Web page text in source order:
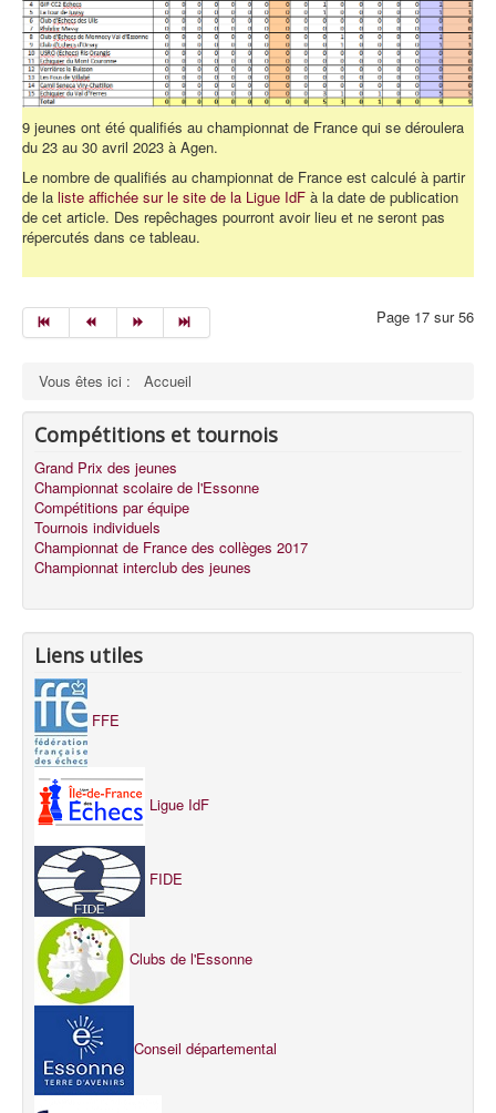
9 jeunes ont été qualifiés au championnat de France qui se déroulera
du 23 au 30 avril 2023 à Agen.
Le nombre de qualifiés au championnat de France est calculé à partir
de la liste affichée sur le site de la Ligue IdF à la date de publication
de cet article. Des repêchages pourront avoir lieu et ne seront pas
répercutés dans ce tableau.
Page 17 sur 56
Vous êtes ici : Accueil
Compétitions et tournois
Grand Prix des jeunes
Championnat scolaire de l'Essonne
Compétitions par équipe
Tournois individuels
Championnat de France des collèges 2017
Championnat interclub des jeunes
Liens utiles
FFE
Ligue IdF
FIDE
Clubs de l'Essonne
Conseil départemental